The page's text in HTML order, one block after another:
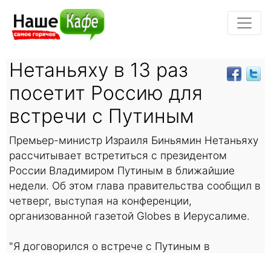
Нетаньяху в 13 раз
посетит Россию для
встречи с Путиным
Премьер-министр Израиля Биньямин Нетаньяху
рассчитывает встретиться с президентом
России Владимиром Путиным в ближайшие
недели. Об этом глава правительства сообщил в
четверг, выступая на конференции,
организованной газетой Globes в Иерусалиме.
"Я договорился о встрече с Путиным в